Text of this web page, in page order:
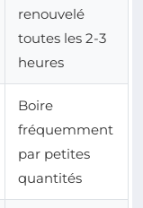
renouvelé
toutes les 2-3
heures
Boire
fréquemment
par petites
quantités